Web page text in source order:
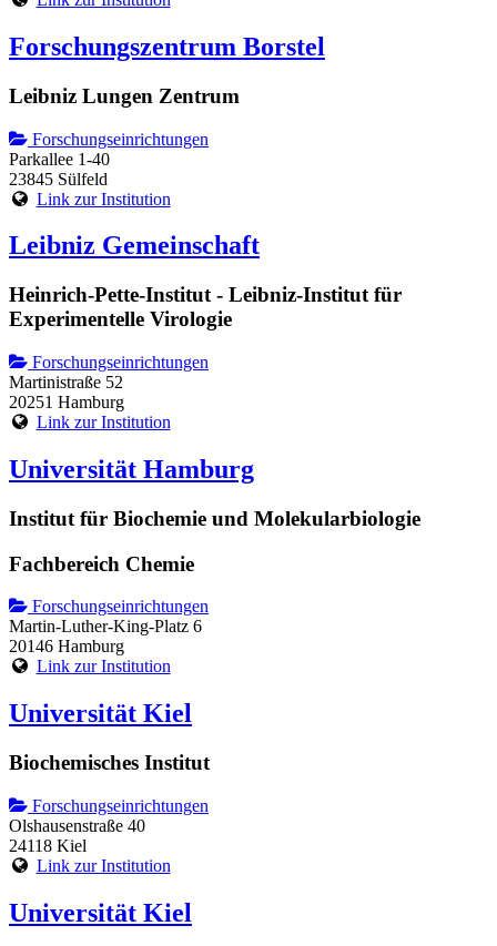
Forschungszentrum Borstel
Leibniz Lungen Zentrum
Forschungseinrichtungen
Parkallee 1-40
23845 Sülfeld
Link zur Institution
Leibniz Gemeinschaft
Heinrich-Pette-Institut - Leibniz-Institut für
Experimentelle Virologie
Forschungseinrichtungen
Martinistraße 52
20251 Hamburg
Link zur Institution
Universität Hamburg
Institut für Biochemie und Molekularbiologie
Fachbereich Chemie
Forschungseinrichtungen
Martin-Luther-King-Platz 6
20146 Hamburg
Link zur Institution
Universität Kiel
Biochemisches Institut
Forschungseinrichtungen
Olshausenstraße 40
24118 Kiel
Link zur Institution
Universität Kiel